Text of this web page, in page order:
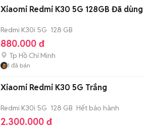
Xiaomi Redmi K30 5G 128GB Đã dùng
Redmi K30i 5G 128 GB
880.000 đ
Tp Hồ Chí Minh
1 đã bán
Xiaomi Redmi K30 5G Trắng
Redmi K30i 5G 128 GB Hết bảo hành
2.300.000 đ